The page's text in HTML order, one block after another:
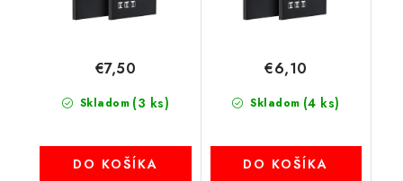
Skladom (3 ks)
€7,50
DO KOŠÍKA
Skladom (4 ks)
€6,10
DO KOŠÍKA